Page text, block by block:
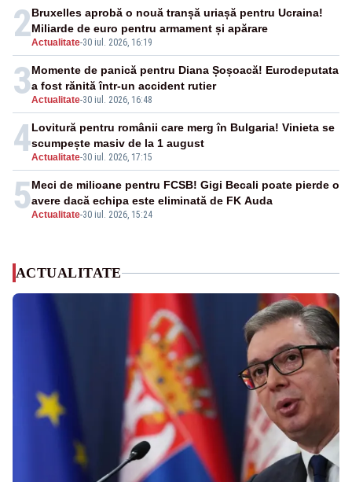
2Actualitate-30 iul. 2026, 16:19
Bruxelles aprobă o nouă tranșă uriașă pentru Ucraina!
Miliarde de euro pentru armament și apărare
3Actualitate-30 iul. 2026, 16:48
Momente de panică pentru Diana Șoșoacă! Eurodeputata
a fost rănită într-un accident rutier
4Actualitate-30 iul. 2026, 17:15
Lovitură pentru românii care merg în Bulgaria! Vinieta se
scumpește masiv de la 1 august
5Actualitate-30 iul. 2026, 15:24
Meci de milioane pentru FCSB! Gigi Becali poate pierde o
avere dacă echipa este eliminată de FK Auda
ACTUALITATE